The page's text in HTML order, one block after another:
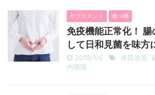
サプリメント 食べ物
免疫機能正常化！
して日和見菌を味方
2019/1/5 体質改善
内環境